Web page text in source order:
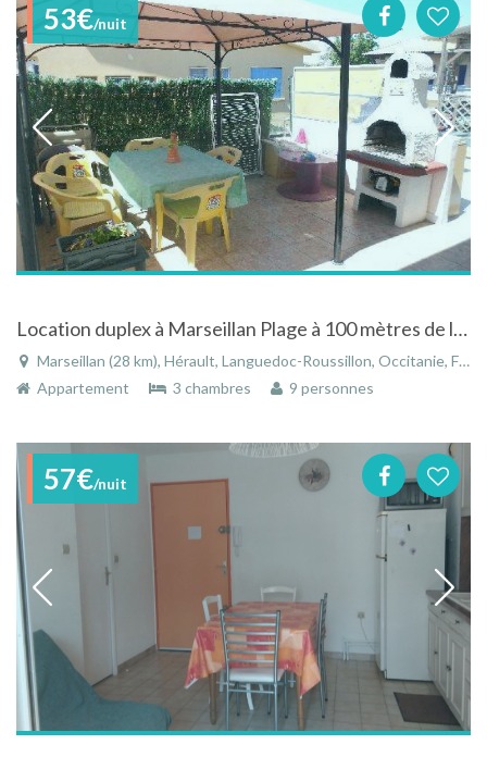
53€/nuit
Location duplex à Marseillan Plage à 100 mètres de la plage
Marseillan (28 km), Hérault, Languedoc-Roussillon, Occitanie, France
Appartement
3 chambres 9 personnes
57€/nuit